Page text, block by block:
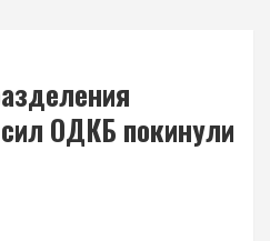
ОДКБ покинули